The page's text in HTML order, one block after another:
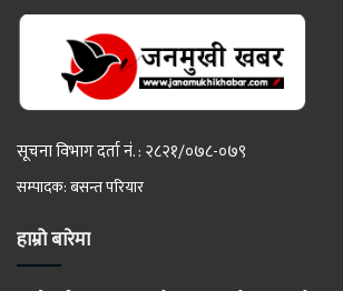
सूचना विभाग दर्ता नं. : २८२१/०७८-०७९
सम्पादक: बसन्त परियार
हाम्रो बारेमा